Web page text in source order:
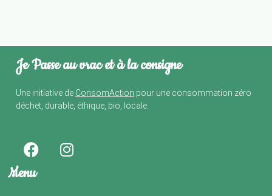
Je Passe au vrac et à la consigne
Une initiative de ConsomAction pour une consommation zéro
déchet, durable, éthique, bio, locale.
Menu